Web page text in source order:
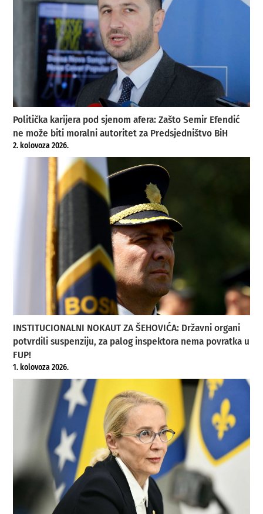
Politička karijera pod sjenom afera: Zašto Semir Efendić
ne može biti moralni autoritet za Predsjedništvo BiH
2. kolovoza 2026.
INSTITUCIONALNI NOKAUT ZA ŠEHOVIĆA: Državni organi
potvrdili suspenziju, za palog inspektora nema povratka u
FUP!
1. kolovoza 2026.